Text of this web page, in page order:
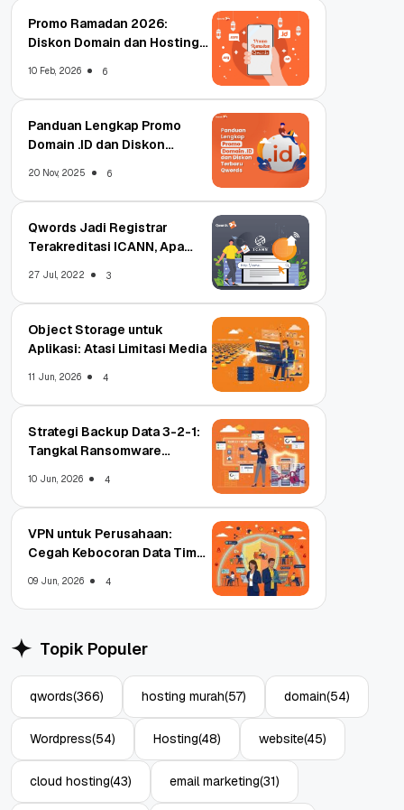
Promo Ramadan 2026:
Diskon Domain dan Hosting
10 Feb, 2026 6
Panduan Lengkap Promo
Domain .ID dan Diskon
20 Nov, 2025 6
Qwords Jadi Registrar
Terakreditasi ICANN, Apa
27 Jul, 2022 3
Object Storage untuk
Aplikasi: Atasi Limitasi Media
11 Jun, 2026 4
Strategi Backup Data 3-2-1:
Tangkal Ransomware
10 Jun, 2026 4
VPN untuk Perusahaan:
Cegah Kebocoran Data Tim
09 Jun, 2026 4
Topik Populer
qwords(366) hosting murah(57) domain(54)
Wordpress(54) Hosting(48) website(45)
cloud hosting(43) email marketing(31)